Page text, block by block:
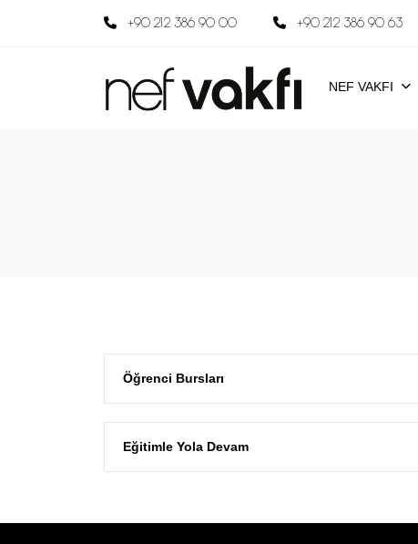
+90 212 386 90 00 +90 212 386 90 63
NEF VAKFI
Öğrenci Bursları
Eğitimle Yola Devam